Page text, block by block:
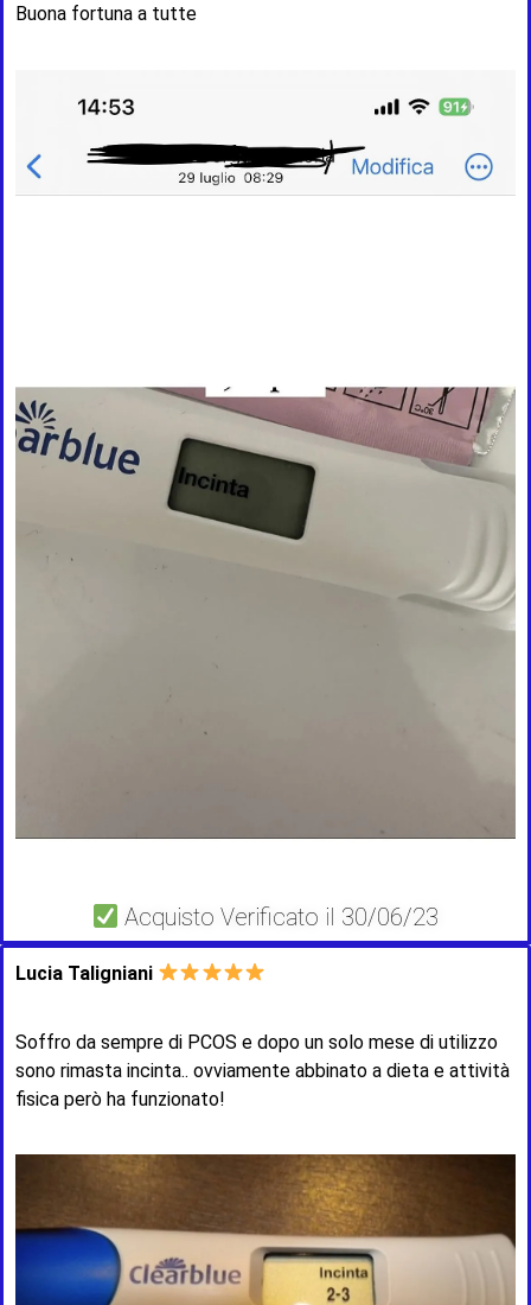
Buona fortuna a tutte
Acquisto Verificato il 30/06/23
Lucia Taligniani
Soffro da sempre di PCOS e dopo un solo mese di utilizzo
sono rimasta incinta.. ovviamente abbinato a dieta e attività
fisica però ha funzionato!